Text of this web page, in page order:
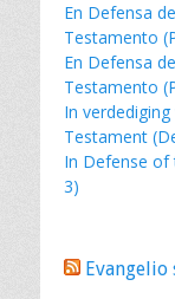
En Defensa
Testamento
En Defensa
Testamento
In
Testament
In Defense of
3)
Evangelio